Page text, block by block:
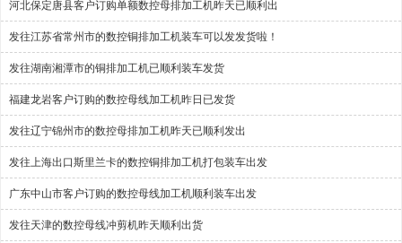
河北保定唐县客户订购单额数控母排加工机昨天已顺利出
发往江苏省常州市的数控铜排加工机装车可以发发货啦！
发往湖南湘潭市的铜排加工机已顺利装车发货
福建龙岩客户订购的数控母线加工机昨日已发货
发往辽宁锦州市的数控母排加工机昨天已顺利发出
发往上海出口斯里兰卡的数控铜排加工机打包装车出发
广东中山市客户订购的数控母线加工机顺利装车出发
发往天津的数控母线冲剪机昨天顺利出货